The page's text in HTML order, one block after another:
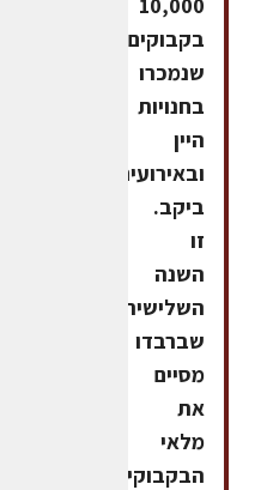
בקבוקים,
שנמכרו
בחנויות
היין
ובאירועים
ביקב.
זו
השנה
השלישית
שברבדו
מסיים
את
מלאי
הבקבוקים